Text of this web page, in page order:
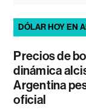
DÓLAR HOY EN
Precios de
dinámica
Argentina
oficial